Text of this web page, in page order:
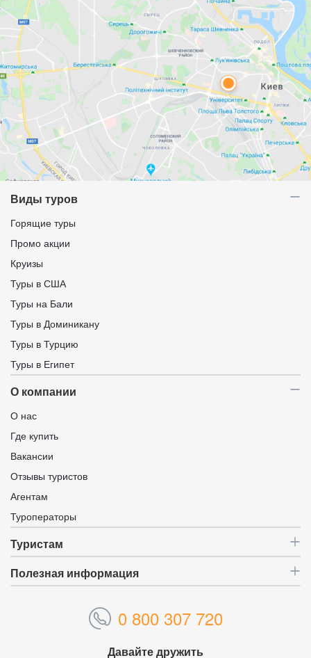
Виды туров
Горящие туры
Промо акции
Круизы
Туры в США
Туры на Бали
Туры в Доминикану
Туры в Турцию
Туры в Египет
О компании
О нас
Где купить
Вакансии
Отзывы туристов
Агентам
Туроператоры
Туристам
Полезная информация
0 800 307 720
Давайте дружить